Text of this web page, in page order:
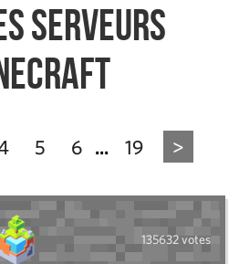
serveurs
5 6 ... 19 >
135632 votes